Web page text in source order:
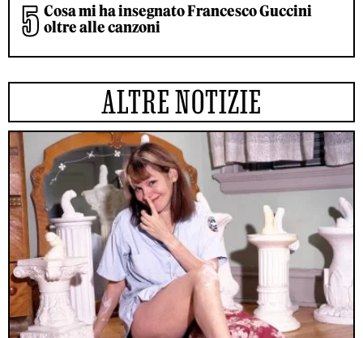
Cosa mi ha insegnato Francesco Guccini
oltre alle canzoni
ALTRE NOTIZIE